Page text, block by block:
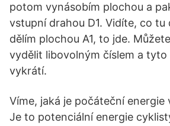
potom vynásobím plochou a
vstupní drahou D1. Vidíte, co tu
dělím plochou A1, to jde.
vydělit libovolným číslem a tyto
vykrátí.
Víme, jaká je počáteční
Je to potenciální energie